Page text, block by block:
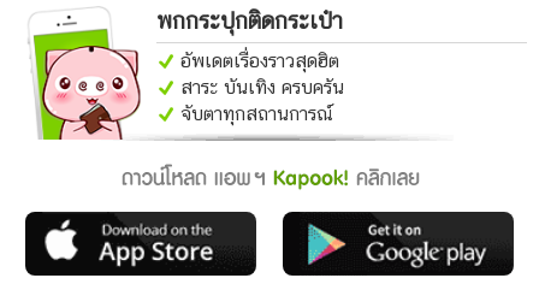
พกกระปุกติดกระเป๋า
อัพเดตเรื่องราวสุดฮิต
สาระ บันเทิง ครบครัน
จับตาทุกสถานการณ์